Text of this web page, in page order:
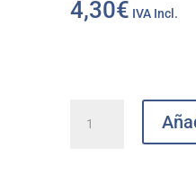
4,30€ IVA Incl.
Torx